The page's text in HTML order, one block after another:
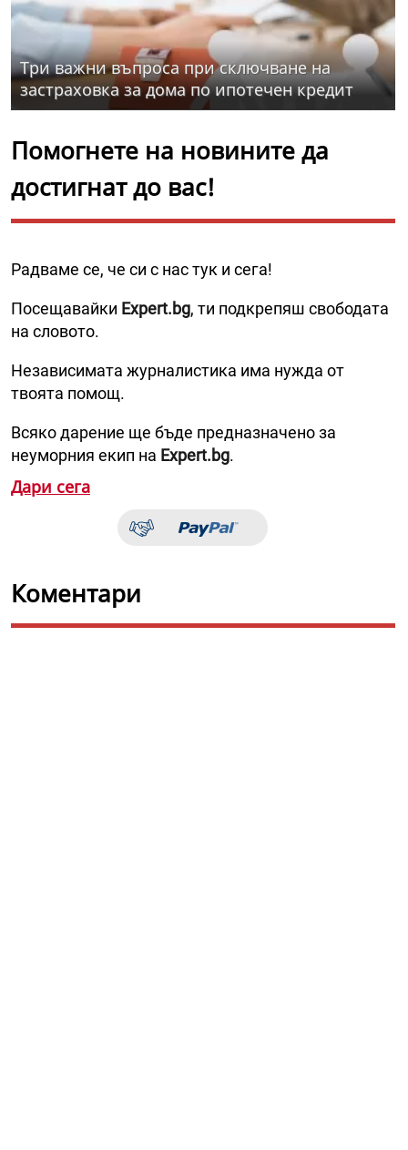
Три важни въпроса при сключване на
застраховка за дома по ипотечен кредит
Помогнете на новините да
достигнат до вас!
Радваме се, че си с нас тук и сега!
Посещавайки Expert.bg, ти подкрепяш свободата
на словото.
Независимата журналистика има нужда от
твоята помощ.
Всяко дарение ще бъде предназначено за
неуморния екип на Expert.bg.
Дари сега
Коментари